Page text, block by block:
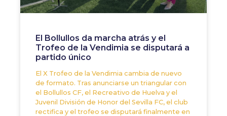
El Bollullos da marcha atrás y el
Trofeo de la Vendimia se disputará a
partido único
El X Trofeo de la Vendimia cambia de nuevo
de formato. Tras anunciarse un triangular con
el Bollullos CF, el Recreativo de Huelva y el
Juvenil División de Honor del Sevilla FC, el club
rectifica y el trofeo se disputará finalmente en